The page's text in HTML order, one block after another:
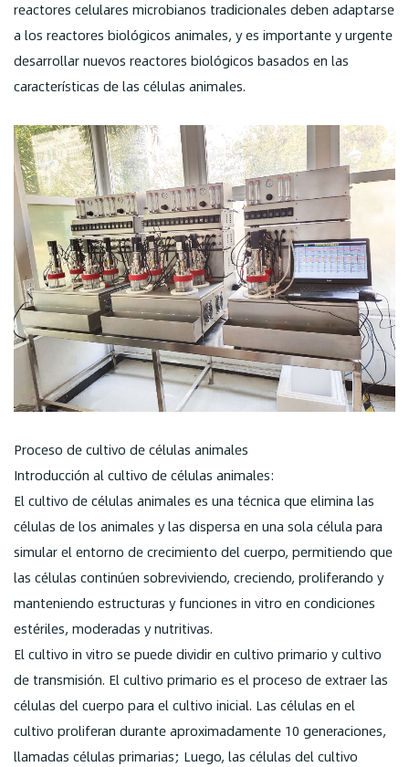
reactores celulares microbianos tradicionales deben adaptarse
a los reactores biológicos animales, y es importante y urgente
desarrollar nuevos reactores biológicos basados en las
características de las células animales.
Proceso de cultivo de células animales
Introducción al cultivo de células animales:
El cultivo de células animales es una técnica que elimina las
células de los animales y las dispersa en una sola célula para
simular el entorno de crecimiento del cuerpo, permitiendo que
las células continúen sobreviviendo, creciendo, proliferando y
manteniendo estructuras y funciones in vitro en condiciones
estériles, moderadas y nutritivas.
El cultivo in vitro se puede dividir en cultivo primario y cultivo
de transmisión. El cultivo primario es el proceso de extraer las
células del cuerpo para el cultivo inicial. Las células en el
cultivo proliferan durante aproximadamente 10 generaciones,
llamadas células primarias; Luego, las células del cultivo